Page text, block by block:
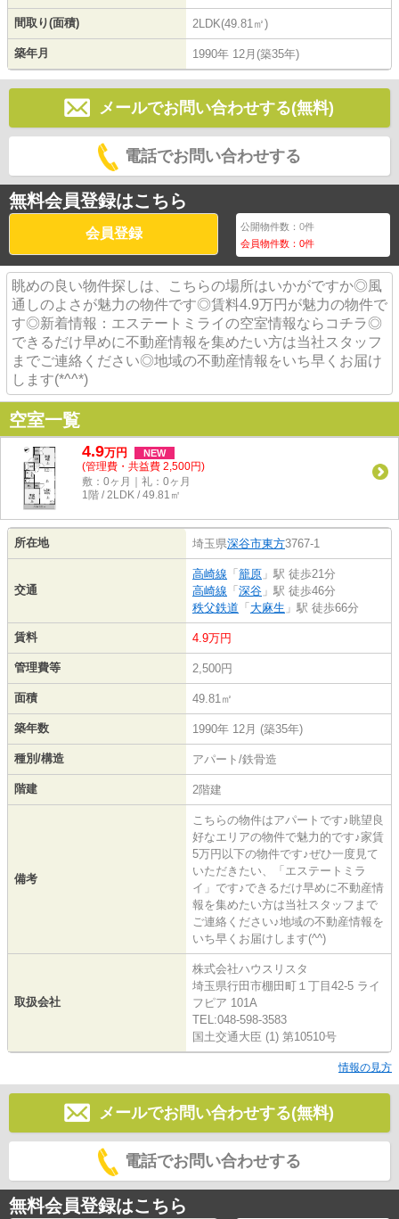
間取り(面積) 2LDK(49.81㎡)
築年月 1990年 12月(築35年)
メールでお問い合わせする(無料)
電話でお問い合わせする
無料会員登録はこちら
会員登録 公開物件数：0件
会員物件数：0件
眺めの良い物件探しは、こちらの場所はいかがですか◎風
通しのよさが魅力の物件です◎賃料4.9万円が魅力の物件で
す◎新着情報：エステートミライの空室情報ならコチラ◎
できるだけ早めに不動産情報を集めたい方は当社スタッフ
までご連絡ください◎地域の不動産情報をいち早くお届け
します(*^^*)
空室一覧
4.9万円 NEW
(管理費・共益費 2,500円)
敷：0ヶ月｜礼：0ヶ月
1階 / 2LDK / 49.81㎡
所在地 埼玉県深谷市東方3767-1
交通
高崎線 「 籠原 」駅 徒歩21分
高崎線 「 深谷 」駅 徒歩46分
秩父鉄道 「 大麻生 」駅 徒歩66分
賃料 4.9万円
管理費等 2,500円
面積 49.81㎡
築年数 1990年 12月 (築35年)
種別/構造 アパート/鉄骨造
階建 2階建
備考
こちらの物件はアパートです♪眺望良
好なエリアの物件で魅力的です♪家賃
5万円以下の物件です♪ぜひ一度見て
いただきたい、「エステートミラ
イ」です♪できるだけ早めに不動産情
報を集めたい方は当社スタッフまで
ご連絡ください♪地域の不動産情報を
いち早くお届けします(^^)
取扱会社
株式会社ハウスリスタ
埼玉県行田市棚田町１丁目42-5 ライ
フピア 101A
TEL:048-598-3583
国土交通大臣 (1) 第10510号
情報の見方
メールでお問い合わせする(無料)
電話でお問い合わせする
無料会員登録はこちら